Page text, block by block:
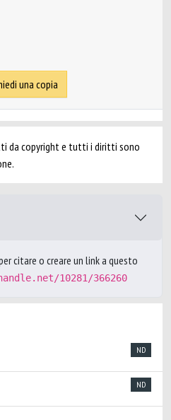
una copia
da copyright e tutti i diritti sono
citare o creare un link a questo
10281/366260
ND
ND